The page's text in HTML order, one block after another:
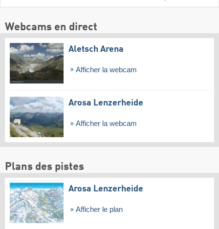
Webcams en direct
Aletsch Arena
Afficher la webcam
Arosa Lenzerheide
Afficher la webcam
Plans des pistes
Arosa Lenzerheide
Afficher le plan